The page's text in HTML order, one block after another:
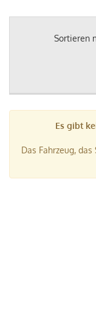
Sortieren
Es gibt
Das Fahrzeug,